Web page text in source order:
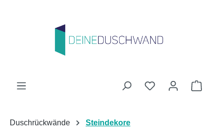
Du hast 0
Duschrückwände Steindekore